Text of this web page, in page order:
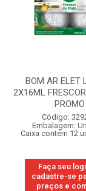
BOM AR ELET
2X16ML
PROMO
Código:
Embalagem:
Caixa contém 12
Faça seu
cadastre-se
preços e